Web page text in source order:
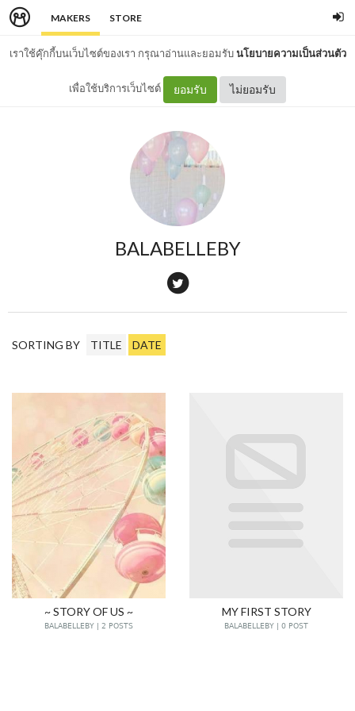
MAKERS STORE
เราใช้คุ๊กกี้บนเว็บไซต์ของเรา กรุณาอ่านและยอมรับนโยบายความเป็นส่วนตัว
เพื่อใช้บริการเว็บไซต์ ยอมรับ ไม่ยอมรับ
BALABELLEBY
SORTING BY TITLE DATE
~ STORY OF US ~
BALABELLEBY | 2 POSTS
MY FIRST STORY
BALABELLEBY | 0 POST